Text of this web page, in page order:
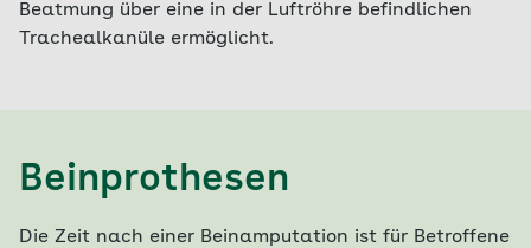
Beatmung über eine in der Luftröhre befindlichen
Trachealkanüle ermöglicht.
Beinprothesen
Die Zeit nach einer Beinamputation ist für Betroffene